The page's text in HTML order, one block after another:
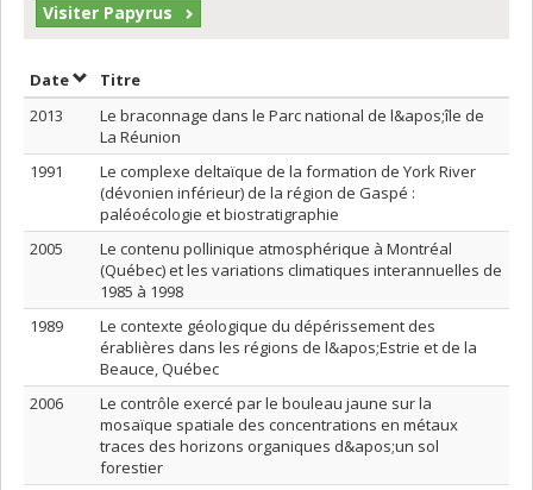
Visiter Papyrus
DateTrier par date en ordre croissant
Titre
2013
Le braconnage dans le Parc national de l&apos;île de
La Réunion
1991
Le complexe deltaïque de la formation de York River
(dévonien inférieur) de la région de Gaspé :
paléoécologie et biostratigraphie
2005
Le contenu pollinique atmosphérique à Montréal
(Québec) et les variations climatiques interannuelles de
1985 à 1998
1989
Le contexte géologique du dépérissement des
érablières dans les régions de l&apos;Estrie et de la
Beauce, Québec
2006
Le contrôle exercé par le bouleau jaune sur la
mosaïque spatiale des concentrations en métaux
traces des horizons organiques d&apos;un sol
forestier